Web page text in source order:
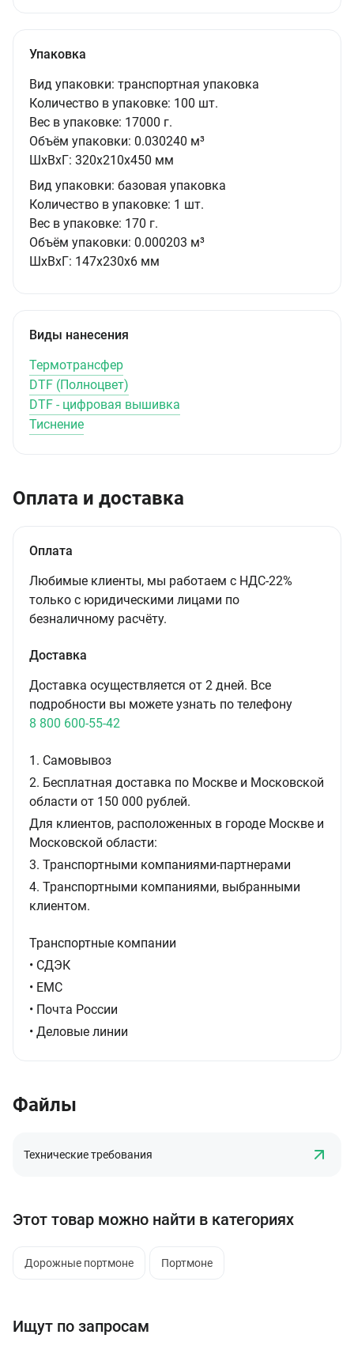
Упаковка
Вид упаковки: транспортная упаковка
Количество в упаковке: 100 шт.
Вес в упаковке: 17000 г.
Объём упаковки: 0.030240 м³
ШxВxГ: 320x210x450 мм
Вид упаковки: базовая упаковка
Количество в упаковке: 1 шт.
Вес в упаковке: 170 г.
Объём упаковки: 0.000203 м³
ШxВxГ: 147x230x6 мм
Виды нанесения
Термотрансфер
DTF (Полноцвет)
DTF - цифровая вышивка
Тиснение
Оплата и доставка
Оплата
Любимые клиенты, мы работаем с НДС-22%
только с юридическими лицами по
безналичному расчёту.
Доставка
Доставка осуществляется от 2 дней. Все
подробности вы можете узнать по телефону
8 800 600-55-42
1. Самовывоз
2. Бесплатная доставка по Москве и Московской
области от 150 000 рублей.
Для клиентов, расположенных в городе Москве и
Московской области:
3. Транспортными компаниями-партнерами
4. Транспортными компаниями, выбранными
клиентом.
Транспортные компании
• СДЭК
• ЕМС
• Почта России
• Деловые линии
Файлы
Технические требования
Этот товар можно найти в категориях
Дорожные портмоне Портмоне
Ищут по запросам